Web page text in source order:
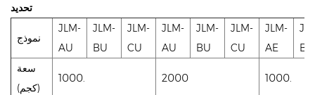
تحديد
نموذج
JLM-
AU
JLM-
BU
JLM-
CU
JLM-
AU
JLM-
BU
JLM-
CU
JLM-
AE
BE
سعة
(كجم)
1000. 2000 1000.